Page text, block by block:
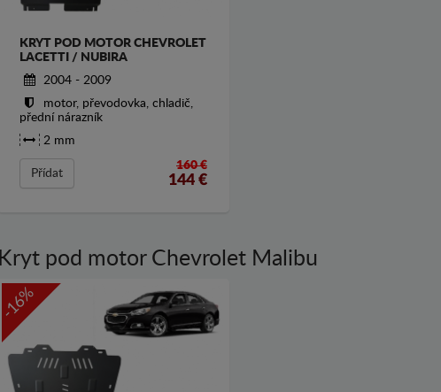
KRYT POD MOTOR CHEVROLET
LACETTI / NUBIRA
2004 - 2009
motor, převodovka, chladič,
přední nárazník
2 mm
Přídat
160 €
144€
Kryt pod motor Chevrolet Malibu
-16%